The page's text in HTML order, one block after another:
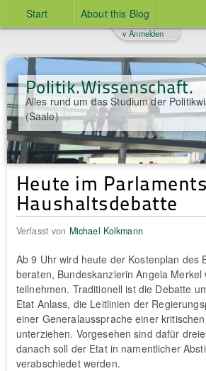
Start About this Blog
Politik.Wissenschaft.
Alles rund um das Studium der
(Saale)
v Anmelden
Heute im
Haushaltsdebatte
Verfasst von Michael Kolkmann
Ab 9 Uhr wird heute der Kostenplan des
beraten, Bundeskanzlerin Angela Merkel
teilnehmen. Traditionell ist die Debatte
Etat Anlass, die Leitlinien der
einer Generalaussprache einer
unterziehen. Vorgesehen sind dafür
danach soll der Etat in namentlicher
verabschiedet werden.